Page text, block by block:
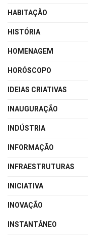
HABITAÇÃO
HISTÓRIA
HOMENAGEM
HORÓSCOPO
IDEIAS CRIATIVAS
INAUGURAÇÃO
INDÚSTRIA
INFORMAÇÃO
INFRAESTRUTURAS
INICIATIVA
INOVAÇÃO
INSTANTÂNEO